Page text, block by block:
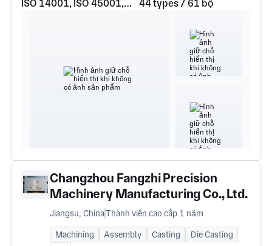
ISO 14001, ISO 45001, ISO 9001 44 types / 61 bộ
Changzhou Fangzhi Precision
Machinery Manufacturing Co., Ltd.
Jiangsu, ChinaThành viên cao cấp 1 năm
Machining Assembly Casting
Die Casting